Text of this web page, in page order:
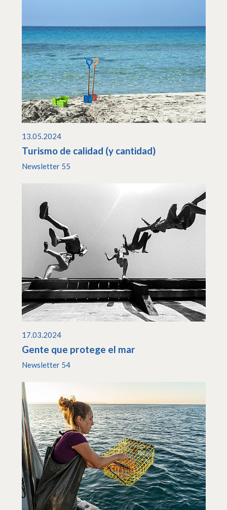
13.05.2024
Turismo de calidad (y cantidad)
Newsletter 55
17.03.2024
Gente que protege el mar
Newsletter 54